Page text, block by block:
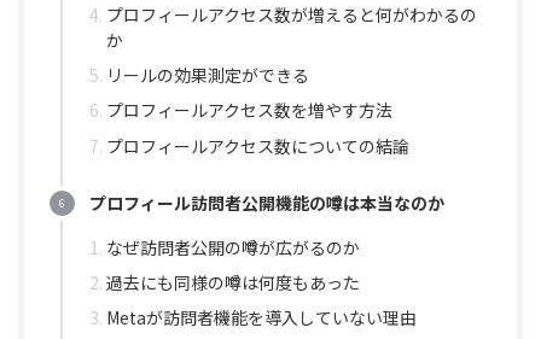
プロフィールアクセス数が増えると何がわかるの
か
リールの効果測定ができる
プロフィールアクセス数を増やす方法
プロフィールアクセス数についての結論
プロフィール訪問者公開機能の噂は本当なのか
なぜ訪問者公開の噂が広がるのか
過去にも同様の噂は何度もあった
Metaが訪問者機能を導入していない理由